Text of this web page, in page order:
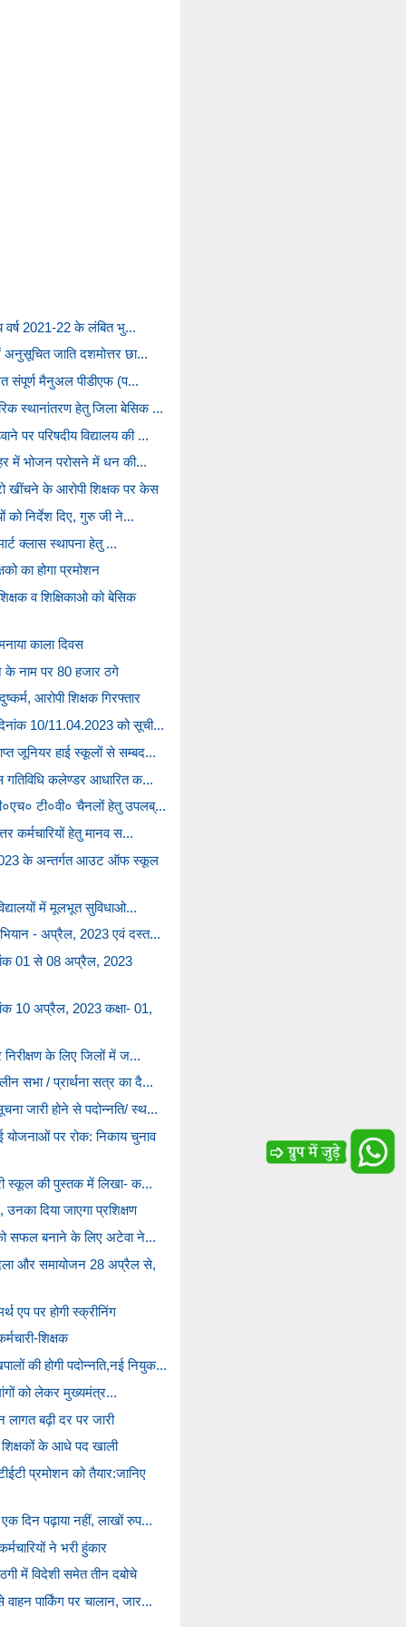
वर्ष 2021-22 के लंबित भु...
अनुसूचित जाति दशमोत्तर छा...
संपूर्ण मैनुअल पीडीएफ (प...
स्थानांतरण हेतु जिला बेसिक ...
पर परिषदीय विद्यालय की ...
में भोजन परोसने में धन की...
खींचने के आरोपी शिक्षक पर केस
को निर्देश दिए, गुरु जी ने...
क्लास स्थापना हेतु ...
का होगा प्रमोशन
व शिक्षिकाओ को बेसिक
काला दिवस
के नाम पर 80 हजार ठगे
आरोपी शिक्षक गिरफ्तार
10/11.04.2023 को सूची...
जूनियर हाई स्कूलों से सम्बद...
कलेण्डर आधारित क...
टी०वी० चैनलों हेतु उपलब्...
कर्मचारियों हेतु मानव स...
के अन्तर्गत आउट ऑफ स्कूल
में मूलभूत सुविधाओ...
- अप्रैल, 2023 एवं दस्त...
01 से 08 अप्रैल, 2023
10 अप्रैल, 2023 कक्षा- 01,
के लिए जिलों में ज...
सभा / प्रार्थना सत्र का दै...
जारी होने से पदोन्नति/ स्थ...
योजनाओं पर रोक: निकाय चुनाव
स्कूल की पुस्तक में लिखा- क...
उनका दिया जाएगा प्रशिक्षण
सफल बनाने के लिए अटेवा ने...
और समायोजन 28 अप्रैल से,
एप पर होगी स्क्रीनिंग
शिक्षक
की होगी पदोन्नति,नई नियुक...
मांगों को लेकर मुख्यमंत्र...
लागत बढ़ी दर पर जारी
के आधे पद खाली
प्रमोशन को तैयार:जानिए
एक दिन पढ़ाया नहीं, लाखों रुप...
ने भरी हुंकार
में विदेशी समेत तीन दबोचे
पार्किंग पर चालान, जार...